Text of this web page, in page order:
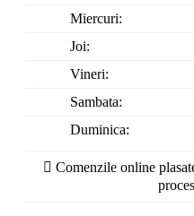
Miercuri:
Joi:
Vineri:
Sambata:
Duminica:
Comenzile online